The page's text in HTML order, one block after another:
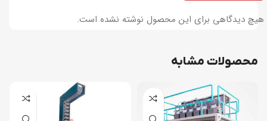
هیچ دیدگاهی برای این محصول نوشته نشده است.
محصولات مشابه